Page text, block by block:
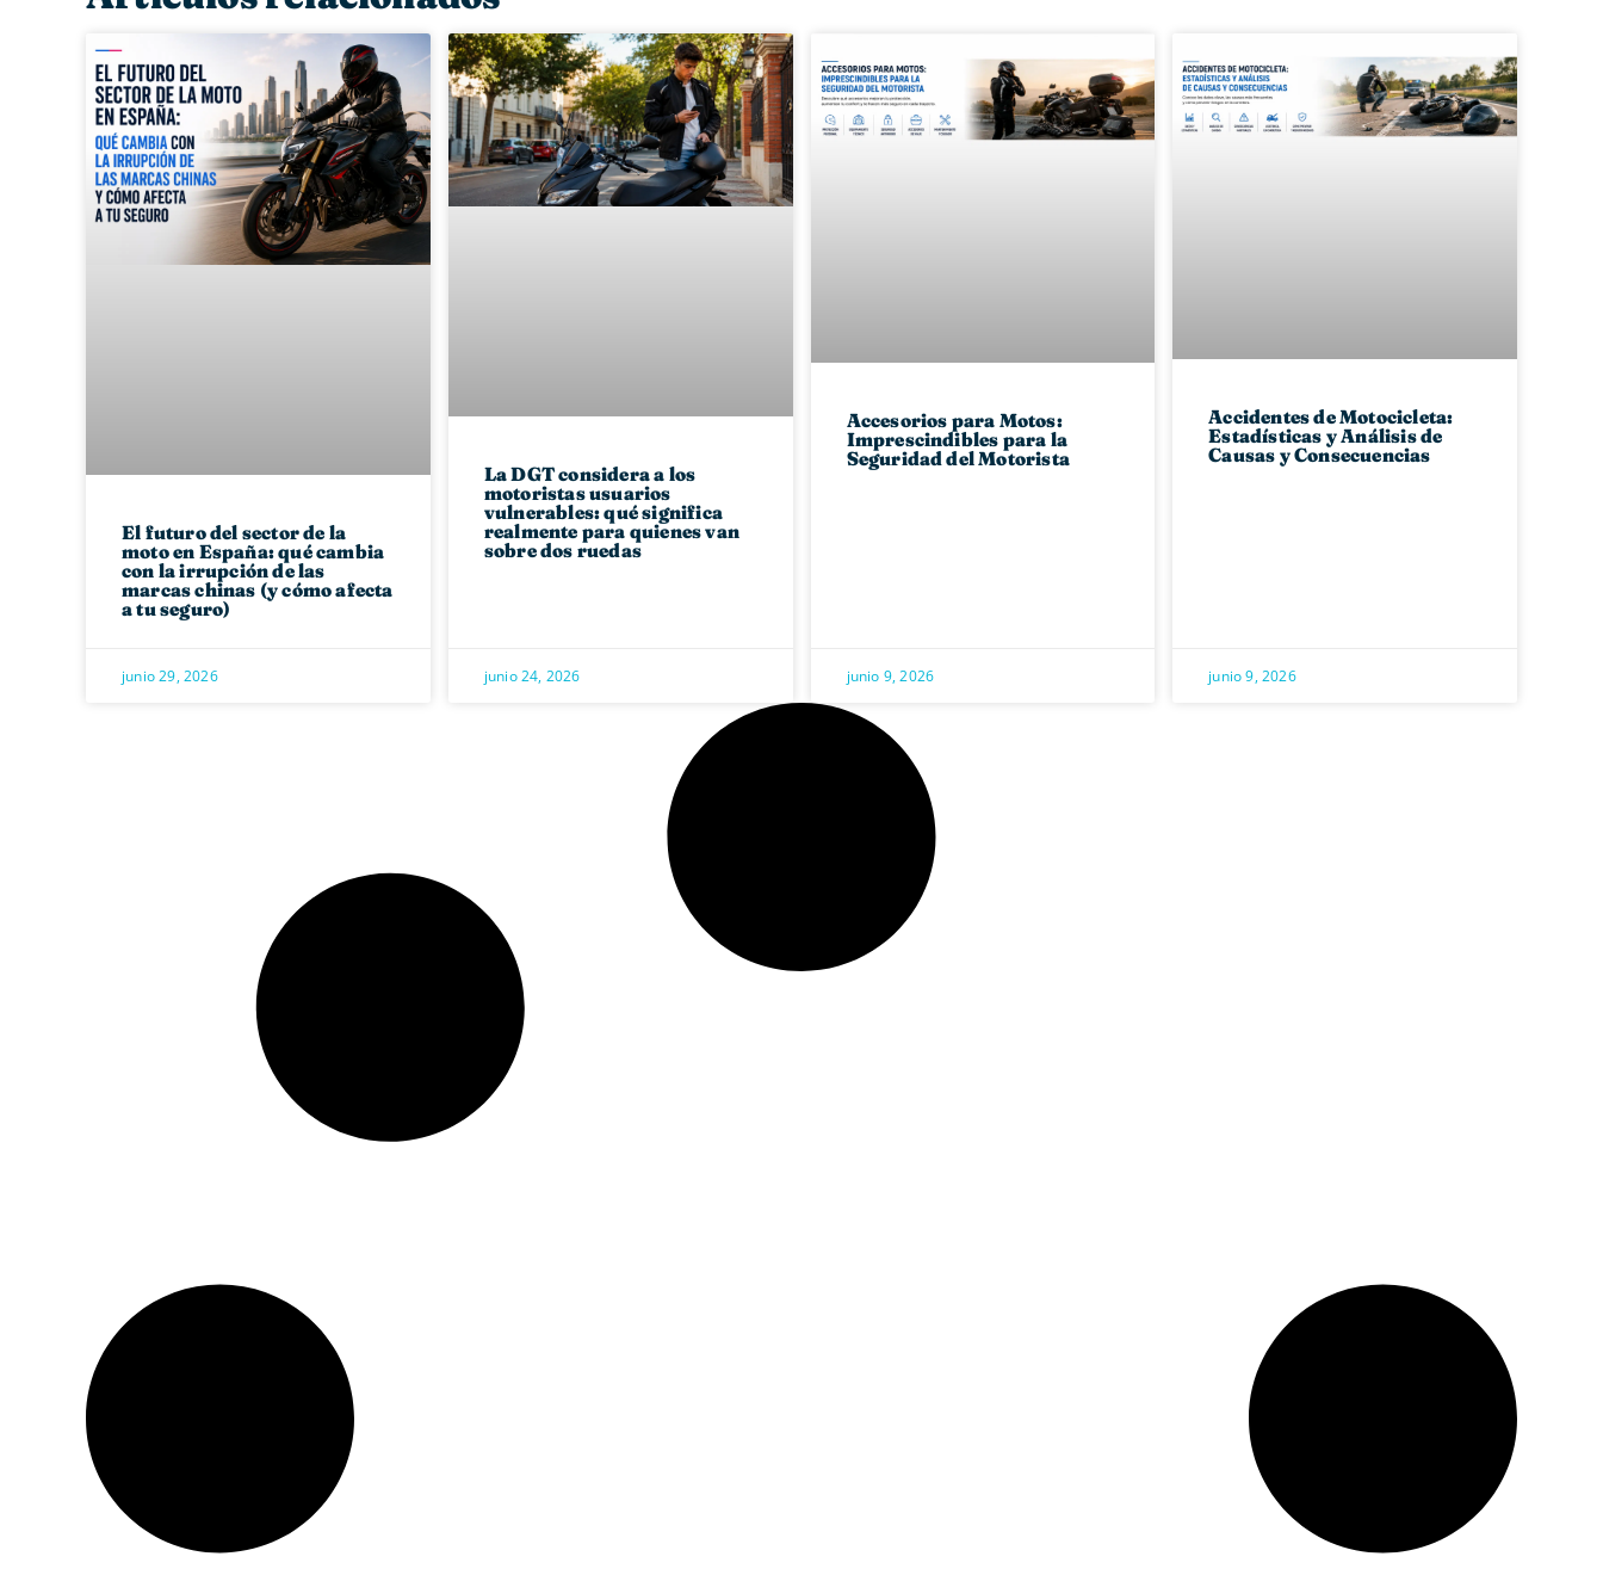
El futuro del sector de la
moto en España: qué cambia
con la irrupción de las
marcas chinas (y cómo afecta
a tu seguro)
junio 29, 2026
La DGT considera a los
motoristas usuarios
vulnerables: qué significa
realmente para quienes van
sobre dos ruedas
junio 24, 2026
Accesorios para Motos:
Imprescindibles para la
Seguridad del Motorista
junio 9, 2026
Accidentes de Motocicleta:
Estadísticas y Análisis de
Causas y Consecuencias
junio 9, 2026